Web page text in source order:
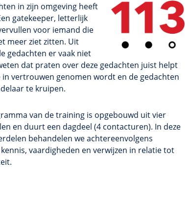
in zijn omgeving heeft
gatekeeper, letterlijk
voor iemand die
meer ziet zitten. Uit
gedachten er vaak niet
dat praten over deze gedachten juist helpt
vertrouwen genomen wordt en de gedachten
te kruipen.
van de training is opgebouwd uit vier
en duurt een dagdeel (4 contacturen). In deze
behandelen we achtereenvolgens
vaardigheden en verwijzen in relatie tot